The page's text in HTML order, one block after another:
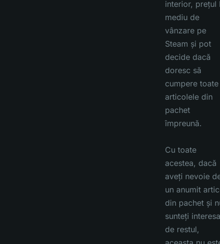
interior, prețul
mediu de
vânzare pe
Steam și pot
decide dacă
doresc să
cumpere toate
articolele din
pachet
împreună.
Cu toate
acestea, dacă
aveți nevoie
un anumit
din pachet și
sunteți
de restul,